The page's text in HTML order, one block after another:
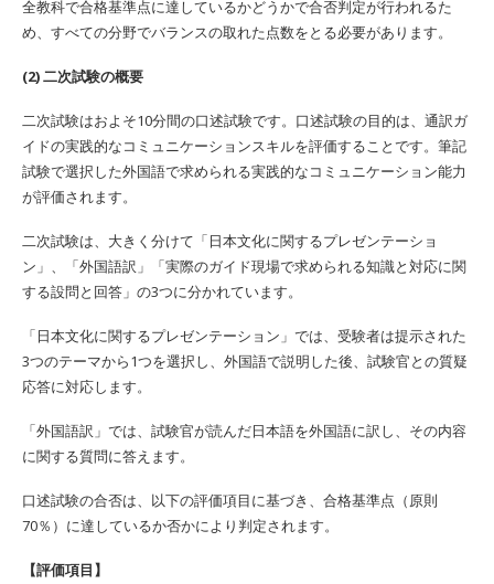
全教科で合格基準点に達しているかどうかで合否判定が行われるた
め、すべての分野でバランスの取れた点数をとる必要があります。
(2) 二次試験の概要
二次試験はおよそ10分間の口述試験です。口述試験の目的は、通訳ガ
イドの実践的なコミュニケーションスキルを評価することです。筆記
試験で選択した外国語で求められる実践的なコミュニケーション能力
が評価されます。
二次試験は、大きく分けて「日本文化に関するプレゼンテーショ
ン」、「外国語訳」「実際のガイド現場で求められる知識と対応に関
する設問と回答」の3つに分かれています。
「日本文化に関するプレゼンテーション」では、受験者は提示された
3つのテーマから1つを選択し、外国語で説明した後、試験官との質疑
応答に対応します。
「外国語訳」では、試験官が読んだ日本語を外国語に訳し、その内容
に関する質問に答えます。
口述試験の合否は、以下の評価項目に基づき、合格基準点（原則
70％）に達しているか否かにより判定されます。
【評価項目】